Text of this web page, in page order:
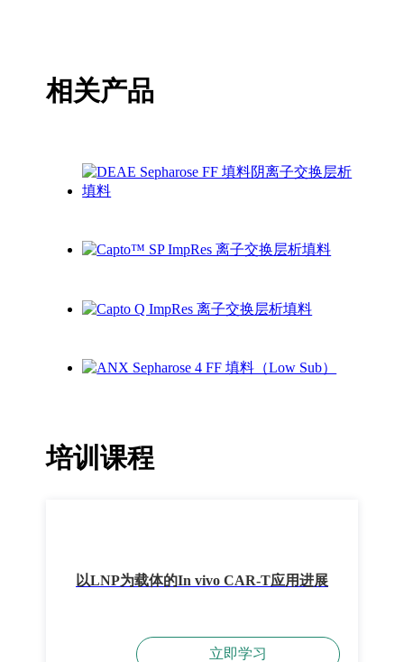
相关产品
培训课程
以LNP为载体的In vivo CAR-T应用进展
立即学习